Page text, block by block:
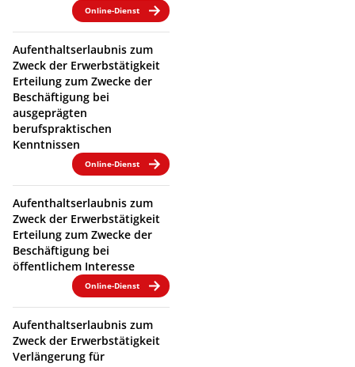
Online-Dienst
Aufenthaltserlaubnis zum
Zweck der Erwerbstätigkeit
Erteilung zum Zwecke der
Beschäftigung bei
ausgeprägten
berufspraktischen
Kenntnissen
Online-Dienst
Aufenthaltserlaubnis zum
Zweck der Erwerbstätigkeit
Erteilung zum Zwecke der
Beschäftigung bei
öffentlichem Interesse
Online-Dienst
Aufenthaltserlaubnis zum
Zweck der Erwerbstätigkeit
Verlängerung für